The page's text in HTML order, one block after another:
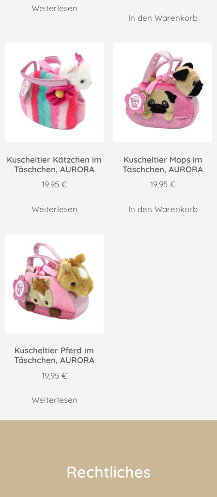
Weiterlesen
In den Warenkorb
Kuscheltier Kätzchen im
Täschchen, AURORA
19,95 €
Weiterlesen
Kuscheltier Mops im
Täschchen, AURORA
19,95 €
In den Warenkorb
Kuscheltier Pferd im
Täschchen, AURORA
19,95 €
Weiterlesen
Rechtliches